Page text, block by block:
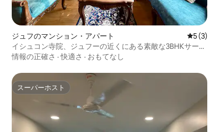
ジュフのマンション・アパート レビュー
5 (3)
イシュコン寺院、ジュフーの近くにある素敵な3BHKサービ
スアパートメント
情報の正確さ ·快適さ · おもてなし
スーパーホスト
スーパーホスト